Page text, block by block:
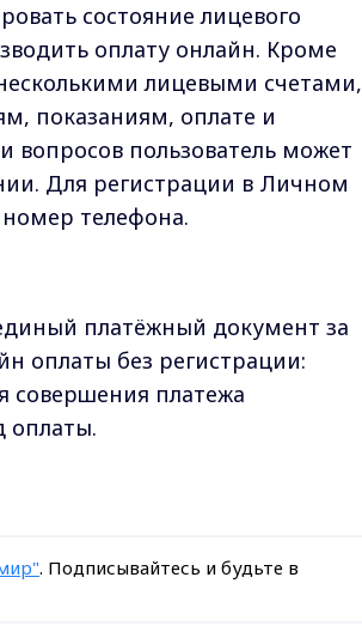
состояние лицевого
оплату онлайн. Кроме
лицевыми счетами,
показаниям, оплате и
вопросов пользователь может
Для регистрации в Личном
телефона.
платёжный документ за
оплаты без регистрации:
совершения платежа
оплаты.
. Подписывайтесь и будьте в